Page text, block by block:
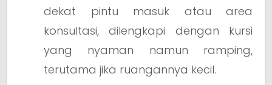
dekat pintu masuk atau area
konsultasi, dilengkapi dengan kursi
yang nyaman namun ramping,
terutama jika ruangannya kecil.